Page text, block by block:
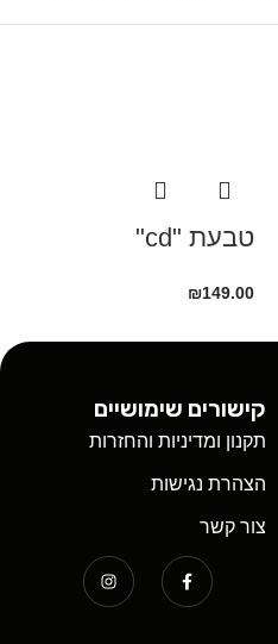
טבעת "cd"
₪149.00
קישורים שימושיים
תקנון ומדיניות והחזרות
הצהרת נגישות
צור קשר